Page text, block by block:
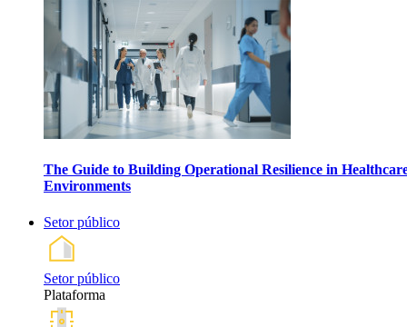
The Guide to Building Operational Resilience in
Environments
Setor público
Setor público
Plataforma